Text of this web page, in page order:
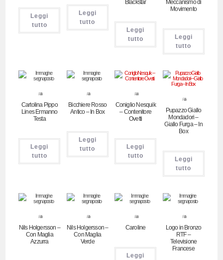
Leggi
tutto
Leggi
tutto
Blackstar
Leggi
tutto
Meccanismo di
Movimento
Leggi
tutto
Pubblicitari
Cartolina Pippo
Lines Ermanno
Testa
Leggi
tutto
Pubblicitari
Bicchiere Rosso
Antico – In Box
Leggi
tutto
Pubblicitari
Coniglio Nesquik
– Contenitore
Ovetti
Leggi
tutto
Pubblicitari
Pupazzo Giallo
Mondadori –
Giallo Furga – In
Box
Leggi
tutto
Pubblicitari
Nils Holgersson –
Con Maglia
Azzurra
Pubblicitari
Nils Holgersson –
Con Maglia
Verde
Pubblicitari
Caroline
Leggi
Pubblicitari
Logo in Bronzo
RTF –
Televisione
Francese